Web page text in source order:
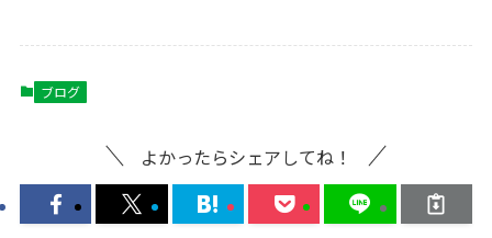
ブログ
よかったらシェアしてね！